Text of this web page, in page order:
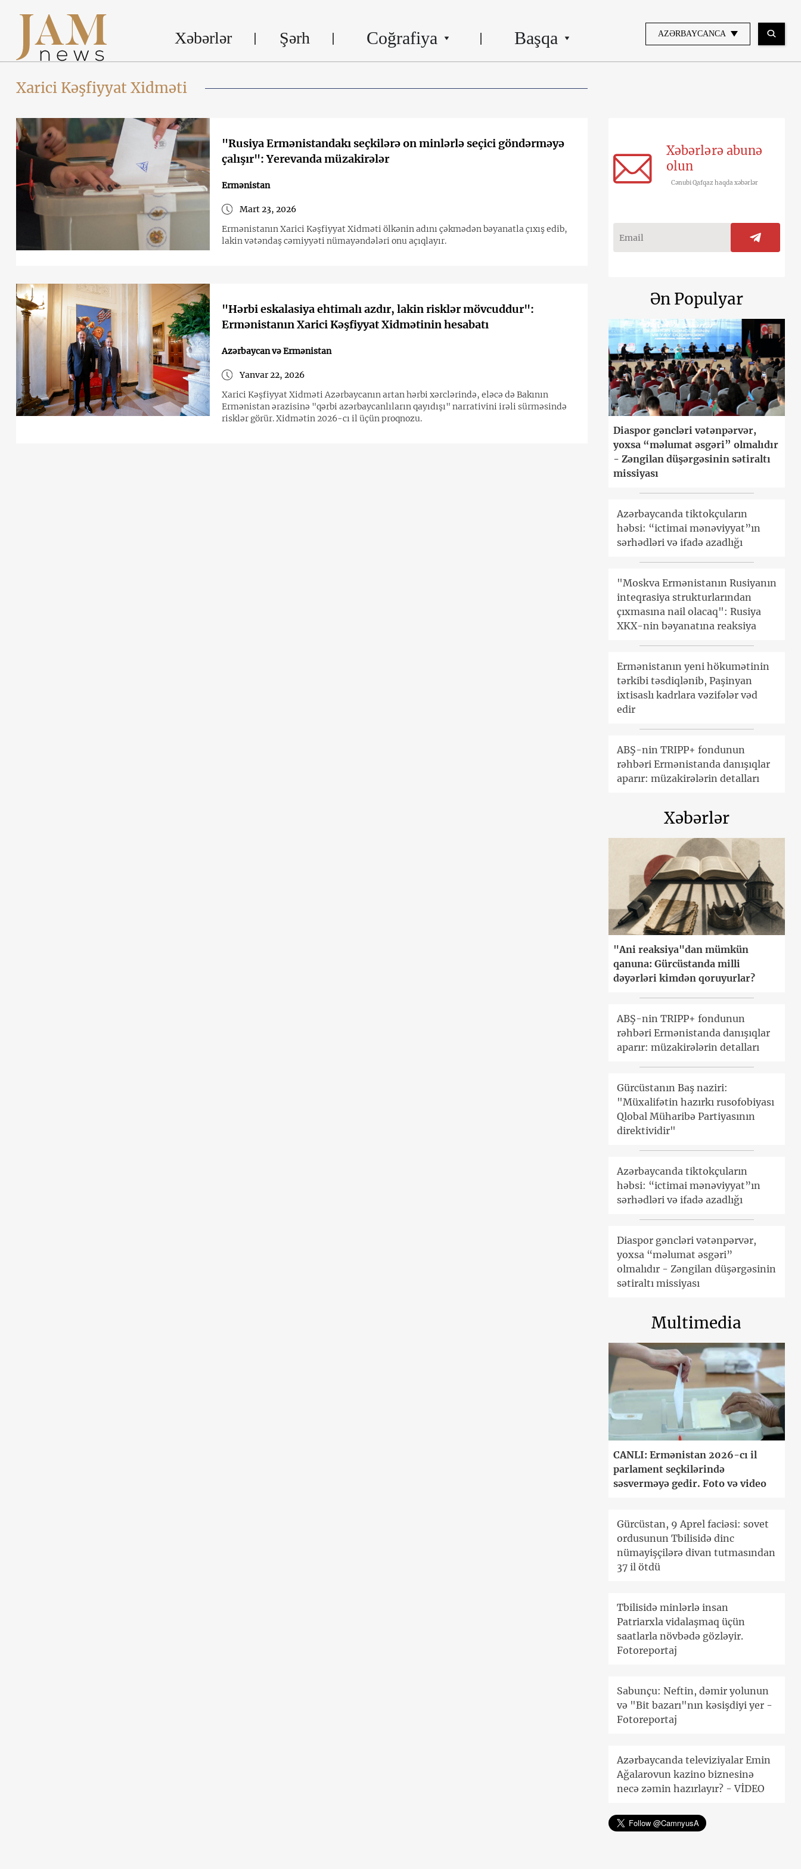
Xəbərlər Şərh Coğrafiya Başqa AZƏRBAYCANCA
Xarici Kəşfiyyat Xidməti
"Rusiya Ermənistandakı seçkilərə on minlərlə seçici göndərməyə
çalışır": Yerevanda müzakirələr
Ermənistan
Mart 23, 2026
Ermənistanın Xarici Kəşfiyyat Xidməti ölkənin adını çəkmədən bəyanatla çıxış edib,
lakin vətəndaş cəmiyyəti nümayəndələri onu açıqlayır.
"Hərbi eskalasiya ehtimalı azdır, lakin risklər mövcuddur":
Ermənistanın Xarici Kəşfiyyat Xidmətinin hesabatı
Azərbaycan və Ermənistan
Yanvar 22, 2026
Xarici Kəşfiyyat Xidməti Azərbaycanın artan hərbi xərclərində, eləcə də Bakının
Ermənistan ərazisinə "qərbi azərbaycanlıların qayıdışı" narrativini irəli sürməsində
risklər görür. Xidmətin 2026-cı il üçün proqnozu.
Xəbərlərə abunə
olun
Cənubi Qafqaz haqda xəbərlər
Ən Populyar
Diaspor gəncləri vətənpərvər,
yoxsa “məlumat əsgəri” olmalıdır
- Zəngilan düşərgəsinin sətiraltı
missiyası
Azərbaycanda tiktokçuların
həbsi: “ictimai mənəviyyat”ın
sərhədləri və ifadə azadlığı
"Moskva Ermənistanın Rusiyanın
inteqrasiya strukturlarından
çıxmasına nail olacaq": Rusiya
XKX-nin bəyanatına reaksiya
Ermənistanın yeni hökumətinin
tərkibi təsdiqlənib, Paşinyan
ixtisaslı kadrlara vəzifələr vəd
edir
ABŞ-nin TRIPP+ fondunun
rəhbəri Ermənistanda danışıqlar
aparır: müzakirələrin detalları
Xəbərlər
"Ani reaksiya"dan mümkün
qanuna: Gürcüstanda milli
dəyərləri kimdən qoruyurlar?
ABŞ-nin TRIPP+ fondunun
rəhbəri Ermənistanda danışıqlar
aparır: müzakirələrin detalları
Gürcüstanın Baş naziri:
"Müxalifətin hazırkı rusofobiyası
Qlobal Müharibə Partiyasının
direktividir"
Azərbaycanda tiktokçuların
həbsi: “ictimai mənəviyyat”ın
sərhədləri və ifadə azadlığı
Diaspor gəncləri vətənpərvər,
yoxsa “məlumat əsgəri”
olmalıdır - Zəngilan düşərgəsinin
sətiraltı missiyası
Multimedia
CANLI: Ermənistan 2026-cı il
parlament seçkilərində
səsverməyə gedir. Foto və video
Gürcüstan, 9 Aprel faciəsi: sovet
ordusunun Tbilisidə dinc
nümayişçilərə divan tutmasından
37 il ötdü
Tbilisidə minlərlə insan
Patriarxla vidalaşmaq üçün
saatlarla növbədə gözləyir.
Fotoreportaj
Sabunçu: Neftin, dəmir yolunun
və "Bit bazarı"nın kəsişdiyi yer -
Fotoreportaj
Azərbaycanda televiziyalar Emin
Ağalarovun kazino biznesinə
necə zəmin hazırlayır? - VİDEO